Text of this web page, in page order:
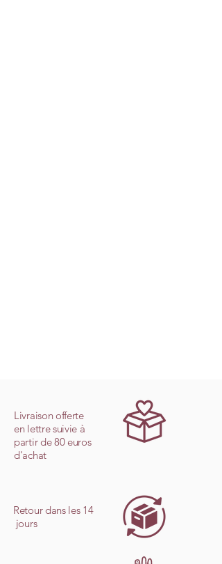
Livraison offerte
en lettre suivie à
partir de 80 euros
d'achat
Retour dans les 14
jours